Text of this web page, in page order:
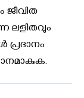
ജീവിത
ലളിതവും